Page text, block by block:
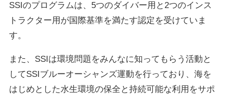
SSIのプログラムは、5つのダイバー用と2つのインス
トラクター用が国際基準を満たす認定を受けていま
す。
また、SSIは環境問題をみんなに知ってもらう活動と
してSSIブルーオーシャンズ運動を行っており、海を
はじめとした水生環境の保全と持続可能な利用をサポ